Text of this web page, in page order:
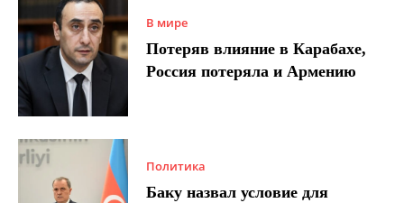
В мире
Потеряв влияние в Карабахе,
Россия потеряла и Армению
Политика
Баку назвал условие для